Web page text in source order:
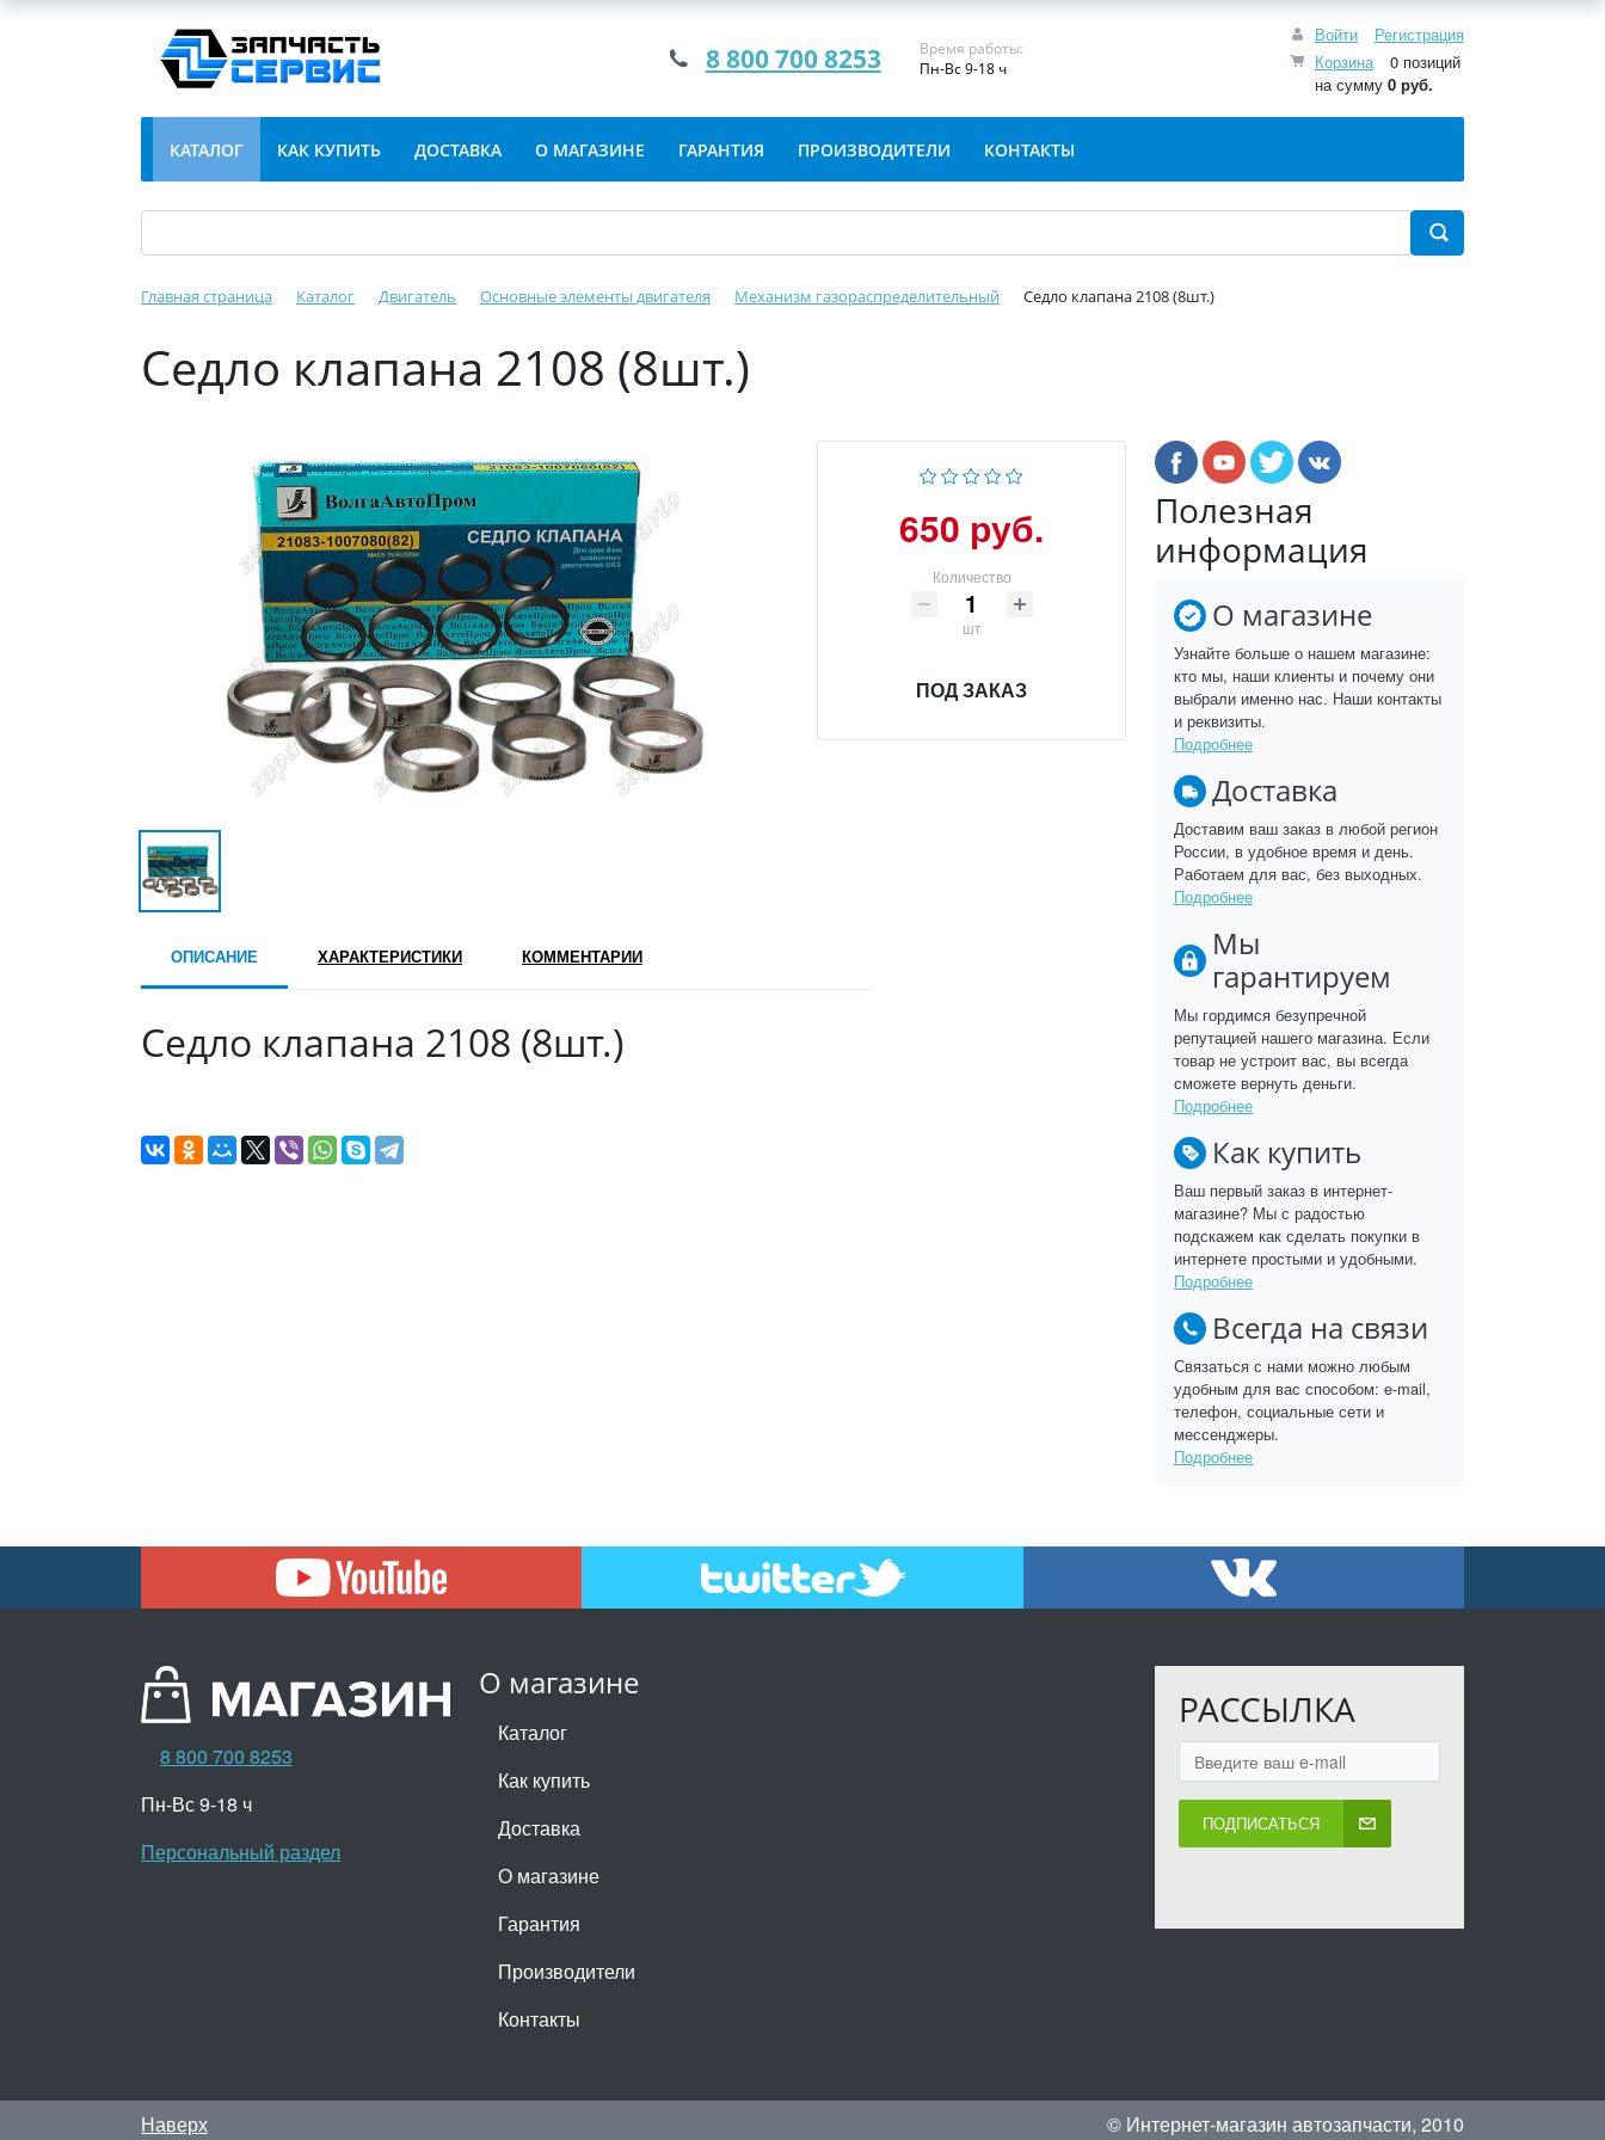
Войти
Регистрация
Корзина
0 позиций
на сумму 0 руб.
8 800 700 8253
Время работы:
Пн-Вс 9-18 ч
КАТАЛОГ КАК КУПИТЬ ДОСТАВКА О МАГАЗИНЕ ГАРАНТИЯ ПРОИЗВОДИТЕЛИ КОНТАКТЫ
Главная страница Каталог Двигатель Основные элементы двигателя Механизм газораспределительный Седло клапана 2108 (8шт.)
Седло клапана 2108 (8шт.)
650 руб.
Количество
шт
ПОД ЗАКАЗ
ОПИСАНИЕ ХАРАКТЕРИСТИКИ КОММЕНТАРИИ
Седло клапана 2108 (8шт.)
Полезная
информация
О магазине
Узнайте больше о нашем магазине:
кто мы, наши клиенты и почему они
выбрали именно нас. Наши контакты
и реквизиты.
Подробнее
Доставка
Доставим ваш заказ в любой регион
России, в удобное время и день.
Работаем для вас, без выходных.
Подробнее
Мы
гарантируем
Мы гордимся безупречной
репутацией нашего магазина. Если
товар не устроит вас, вы всегда
сможете вернуть деньги.
Подробнее
Как купить
Ваш первый заказ в интернет-
магазине? Мы с радостью
подскажем как сделать покупки в
интернете простыми и удобными.
Подробнее
Всегда на связи
Связаться с нами можно любым
удобным для вас способом: e-mail,
телефон, социальные сети и
мессенджеры.
Подробнее
О магазине
Каталог
Как купить
Доставка
О магазине
Гарантия
Производители
Контакты
РАССЫЛКА
ПОДПИСАТЬСЯ
8 800 700 8253
Пн-Вс 9-18 ч
Персональный раздел
Наверх © Интернет-магазин автозапчасти, 2010